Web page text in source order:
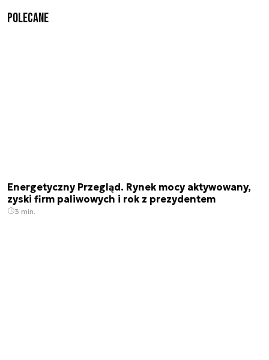
Polecane
Energetyczny Przegląd. Rynek mocy aktywowany,
zyski firm paliwowych i rok z prezydentem
3 min.